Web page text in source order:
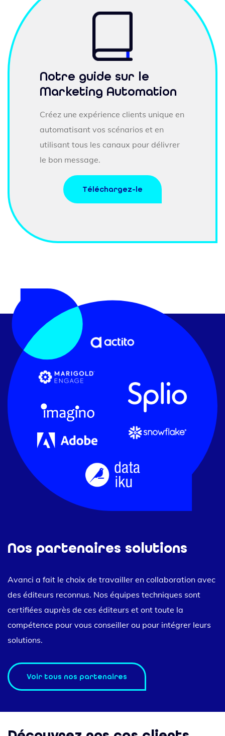
Notre guide sur le
Marketing Automation
Créez une expérience clients unique en
automatisant vos scénarios et en
utilisant tous les canaux pour délivrer
le bon message.
Téléchargez-le
Nos partenaires solutions
Avanci a fait le choix de travailler en collaboration avec
des éditeurs reconnus. Nos équipes techniques sont
certifiées auprès de ces éditeurs et ont toute la
compétence pour vous conseiller ou pour intégrer leurs
solutions.
Voir tous nos partenaires